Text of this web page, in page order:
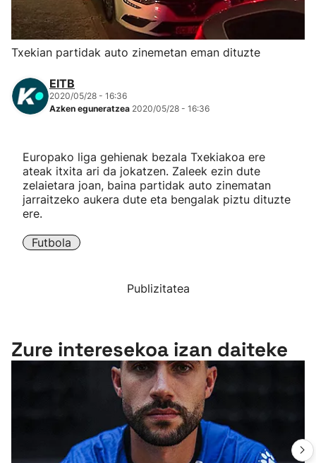
Herri-kirolak
Eskubaloia
Kirolak 360
Mendi-lasterketak
Kirol gehiago
"Helmuga"
Txekian partidak auto zinemetan eman dituzte
EITB
2020/05/28 - 16:36
Azken eguneratzea 2020/05/28 - 16:36
Europako liga gehienak bezala Txekiakoa ere
ateak itxita ari da jokatzen. Zaleek ezin dute
zelaietara joan, baina partidak auto zinematan
jarraitzeko aukera dute eta bengalak piztu dituzte
ere.
Futbola
Publizitatea
Zure interesekoa izan daiteke